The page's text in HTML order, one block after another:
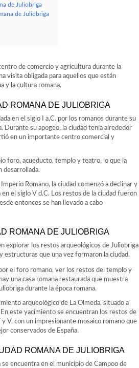
de Juliobriga
de Juliobriga
de comercio y agricultura durante la
visita obligada para aquellos que están
y la cultura romana.
ROMANA DE JULIOBRIGA
en el siglo I a.C. por los romanos durante su
Durante su apogeo, la ciudad tenía alrededor
en un importante centro comercial y
foro, acueducto, templo y teatro, lo que la
desarrollada.
Romano, la ciudad comenzó a declinar y
el siglo V d.C. Los restos de la ciudad fueron
entonces se han llevado a cabo
ROMANA DE JULIOBRIGA
explorar los restos arqueológicos de Juliobriga
estructuras que una vez formaron la ciudad.
el foro romano, ver los restos del templo y
una casa romana restaurada que muestra
durante la época romana.
arqueológico de La Olmeda, situado a
este yacimiento se encuentran los restos de
V, con un impresionante mosaico romano que
conservados de España.
ROMANA DE JULIOBRIGA
se encuentra en el municipio de Campoo de